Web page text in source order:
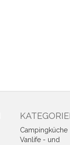
Campingküche
Vanlife - und